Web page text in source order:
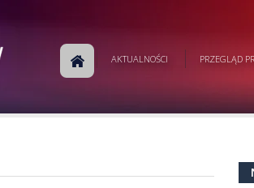
AKTUALNOŚCI PRZEGLĄD